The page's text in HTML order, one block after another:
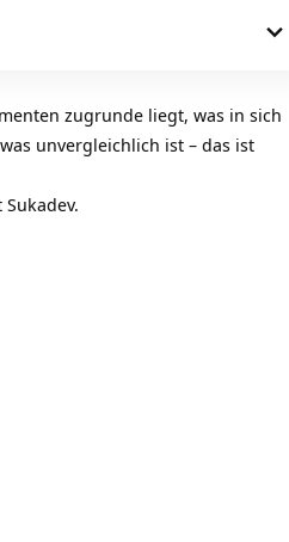
zugrunde liegt, was in sich
unvergleichlich ist – das ist